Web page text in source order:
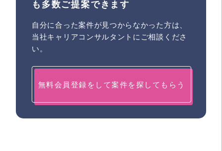
も多数ご提案できます
自分に合った案件が見つからなかった方は、
当社キャリアコンサルタントにご相談くださ
い。
無料会員登録をして案件を探してもらう